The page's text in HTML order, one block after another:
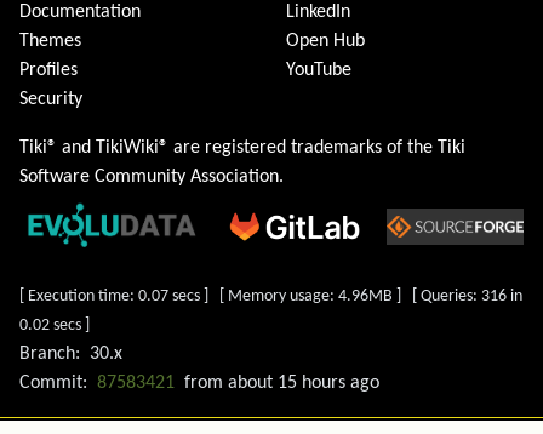
Documentation
Themes
Profiles
Security
LinkedIn
Open Hub
YouTube
Tiki® and TikiWiki® are registered trademarks of the Tiki
Software Community Association.
[ Execution time: 0.07 secs ] [ Memory usage: 4.96MB ] [ Queries: 316 in
0.02 secs ]
Branch:
30.x
Commit: 87583421 from about 15 hours ago